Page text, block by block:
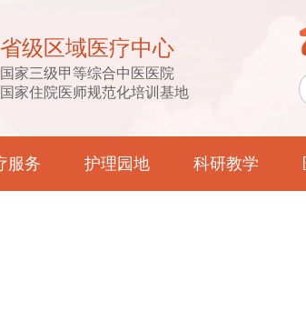
省级区域医疗中心
国家三级甲等综合中医医院
国家住院医师规范化培训基地
服务 护理园地 科研教学